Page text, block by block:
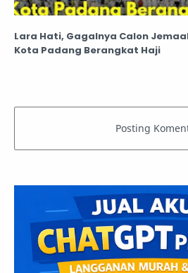
Lara Hati, Gagalnya Calon Jemaah Haji
Kota Padang Berangkat Haji